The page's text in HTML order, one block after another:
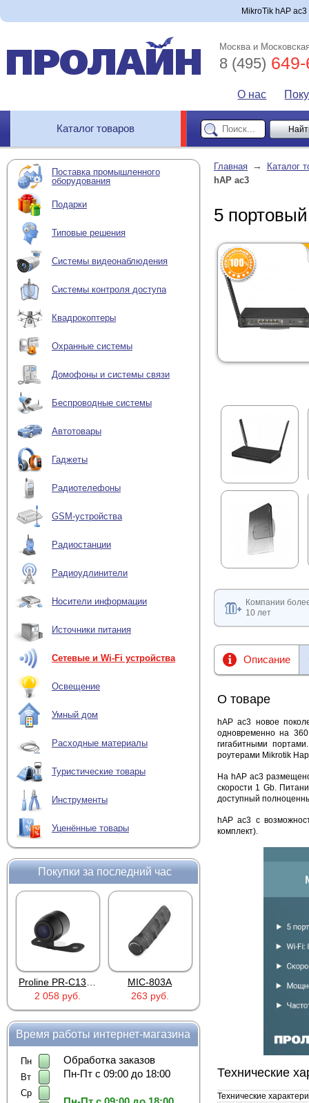
MikroTik hAP
Москва и
8 (495)
О нас
Каталог товаров
Поставка промышленного
оборудования
Подарки
Типовые решения
Системы видеонаблюдения
Системы контроля доступа
Квадрокоптеры
Охранные системы
Домофоны и системы связи
Беспроводные системы
Автотовары
Гаджеты
Радиотелефоны
GSM-устройства
Радиостанции
Радиоудлинители
Носители информации
Источники питания
Сетевые и Wi-Fi устройства
Освещение
Умный дом
Расходные материалы
Туристические товары
Инструменты
Уценённые товары
Покупки за последний час
2 058 руб.
MIC-803A
263 руб.
4PIN(п)/2RCA(м)+DJK-11(п)
Время работы интернет-магазина
Пн
Вт
Ср
Обработка заказов
Пн-Пт с 09:00 до 18:00
Главная →
Каталог
hAP ac3
5
Компании
10 лет
Описание
О товаре
hAP ac3 новое
одновременно на 360
гигабитными
роутерами Mikrotik
На hAP ac3
скорости 1 Gb.
доступный
hAP ac3 с
комплект).
Технические
Технические